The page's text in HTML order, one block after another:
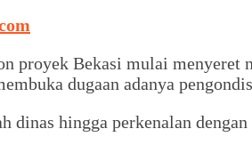
proyek Bekasi mulai menyeret
dugaan adanya
dinas hingga perkenalan